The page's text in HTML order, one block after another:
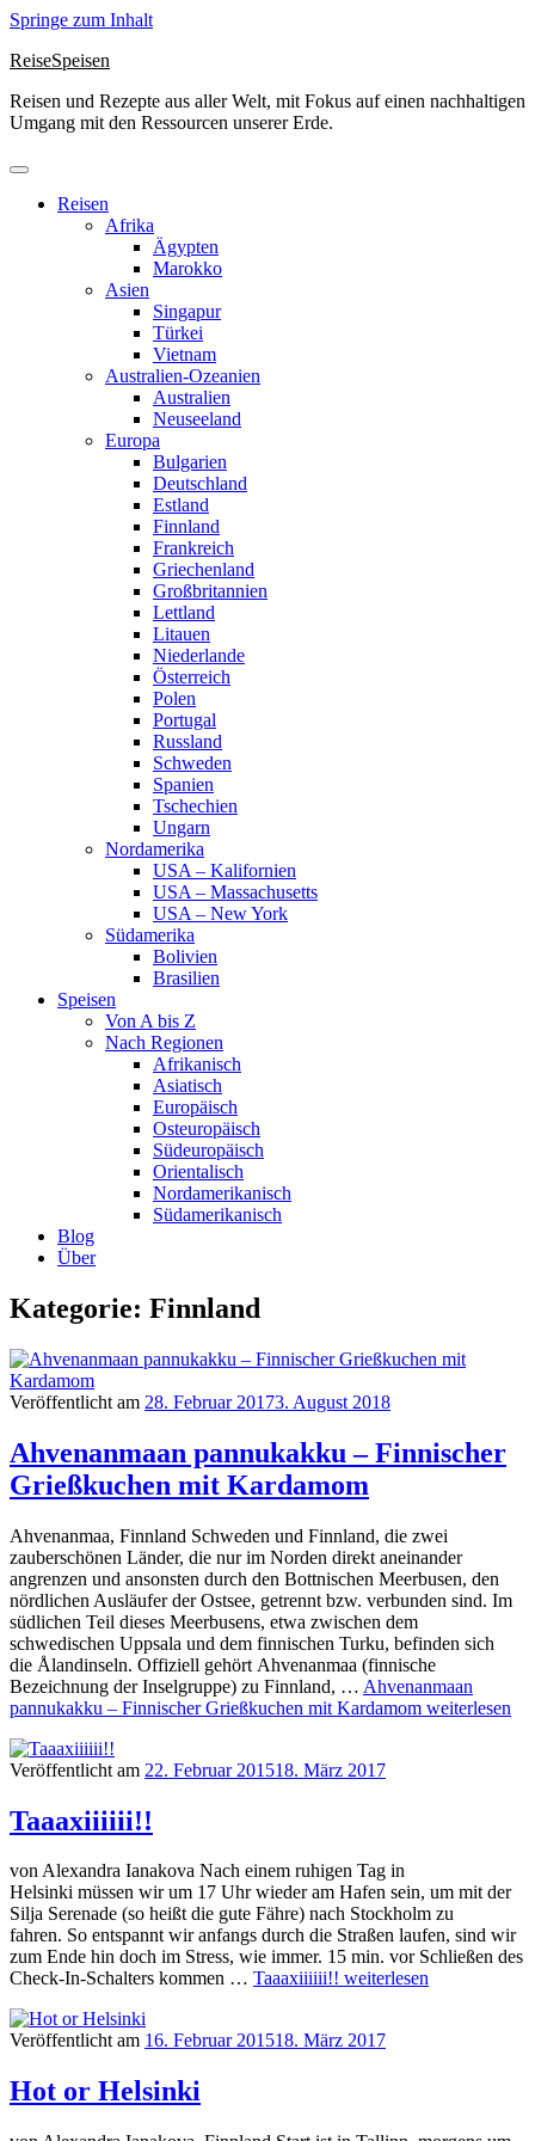
Springe zum Inhalt
ReiseSpeisen
Reisen und Rezepte aus aller Welt, mit Fokus auf einen nachhaltigen
Umgang mit den Ressourcen unserer Erde.
Reisen
Afrika
Ägypten
Marokko
Asien
Singapur
Türkei
Vietnam
Australien-Ozeanien
Australien
Neuseeland
Europa
Bulgarien
Deutschland
Estland
Finnland
Frankreich
Griechenland
Großbritannien
Lettland
Litauen
Niederlande
Österreich
Polen
Portugal
Russland
Schweden
Spanien
Tschechien
Ungarn
Nordamerika
USA – Kalifornien
USA – Massachusetts
USA – New York
Südamerika
Bolivien
Brasilien
Speisen
Von A bis Z
Nach Regionen
Afrikanisch
Asiatisch
Europäisch
Osteuropäisch
Südeuropäisch
Orientalisch
Nordamerikanisch
Südamerikanisch
Blog
Über
Kategorie: Finnland
Veröffentlicht am 28. Februar 20173. August 2018
Ahvenanmaan pannukakku – Finnischer
Grießkuchen mit Kardamom
Ahvenanmaa, Finnland Schweden und Finnland, die zwei
zauberschönen Länder, die nur im Norden direkt aneinander
angrenzen und ansonsten durch den Bottnischen Meerbusen, den
nördlichen Ausläufer der Ostsee, getrennt bzw. verbunden sind. Im
südlichen Teil dieses Meerbusens, etwa zwischen dem
schwedischen Uppsala und dem finnischen Turku, befinden sich
die Ålandinseln. Offiziell gehört Ahvenanmaa (finnische
Bezeichnung der Inselgruppe) zu Finnland, … Ahvenanmaan
pannukakku – Finnischer Grießkuchen mit Kardamom weiterlesen
Veröffentlicht am 22. Februar 201518. März 2017
Taaaxiiiiii!!
von Alexandra Ianakova Nach einem ruhigen Tag in
Helsinki müssen wir um 17 Uhr wieder am Hafen sein, um mit der
Silja Serenade (so heißt die gute Fähre) nach Stockholm zu
fahren. So entspannt wir anfangs durch die Straßen laufen, sind wir
zum Ende hin doch im Stress, wie immer. 15 min. vor Schließen des
Check-In-Schalters kommen … Taaaxiiiiii!! weiterlesen
Veröffentlicht am 16. Februar 201518. März 2017
Hot or Helsinki